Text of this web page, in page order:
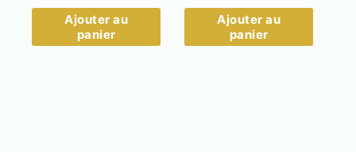
Ajouter au
panier
Ajouter au
panier